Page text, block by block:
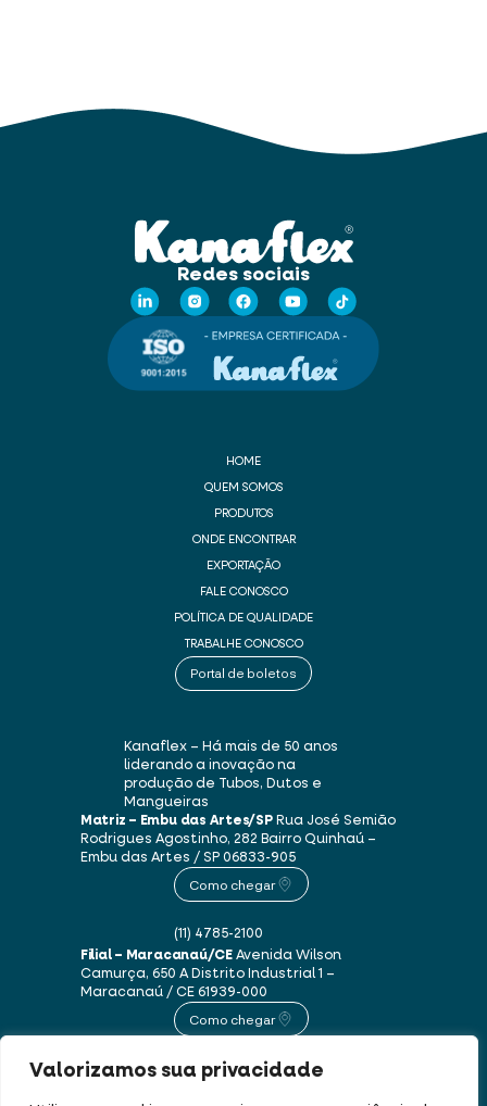
Valorizamos sua privacidade
Redes sociais
HOME
QUEM SOMOS
PRODUTOS
ONDE ENCONTRAR
EXPORTAÇÃO
FALE CONOSCO
POLÍTICA DE QUALIDADE
TRABALHE CONOSCO
Portal de boletos
Kanaflex – Há mais de 50 anos
liderando a inovação na
produção de Tubos, Dutos e
Mangueiras
Matriz – Embu das Artes/SPRua José Semião
Rodrigues Agostinho, 282 Bairro Quinhaú –
Embu das Artes / SP06833-905
Como chegar
(11) 4785-2100
Filial – Maracanaú/CEAvenida Wilson
Camurça, 650 ADistrito Industrial 1 –
Maracanaú / CE61939-000
Como chegar
(85) 3250-1235